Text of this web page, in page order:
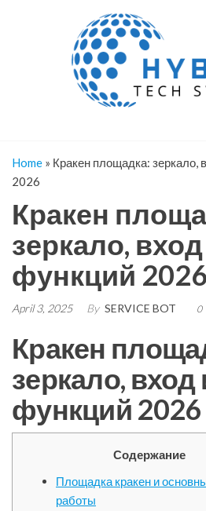
Home » Кракен площадка: зеркало,
2026
Кракен
зеркало,
функций 2026
April 3, 2025 By SERVICE BOT 0
Кракен
зеркало, вход
функций 2026
Содержание
Площадка кракен и
работы